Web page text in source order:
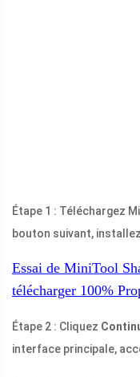
Étape 1 : Téléchargez
bouton suivant,
Essai de MiniTool
télécharger 100%
Étape 2 : Cliquez
interface principale,